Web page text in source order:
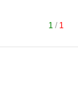
1 / 1